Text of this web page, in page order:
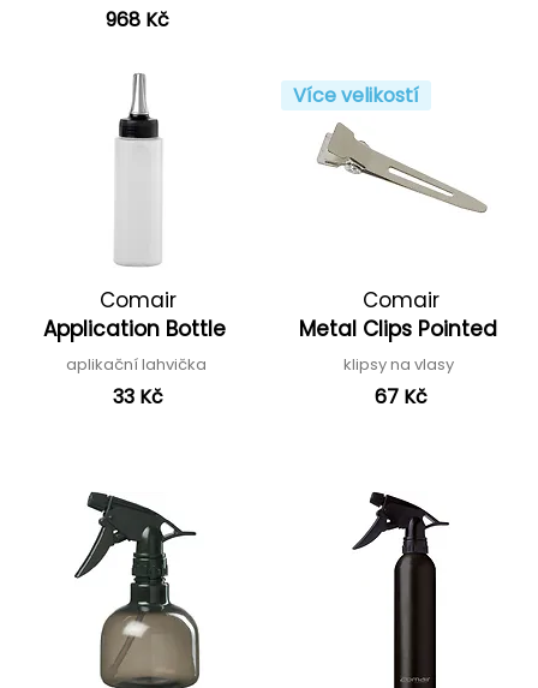
968 Kč
Comair
Application Bottle
aplikační lahvička
33 Kč
Více velikostí
Comair
Metal Clips Pointed
klipsy na vlasy
67 Kč